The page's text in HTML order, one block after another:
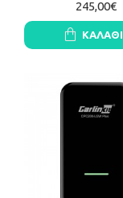
245,00€
ΚΑΛΆΘΙ